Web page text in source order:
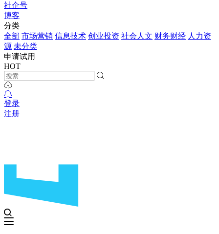
社企号
博客
分类
全部 市场营销 信息技术 创业投资 社会人文 财务财经 人力资
源 未分类
申请试用
HOT
登录
注册